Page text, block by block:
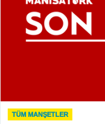
TÜM MANŞETLER